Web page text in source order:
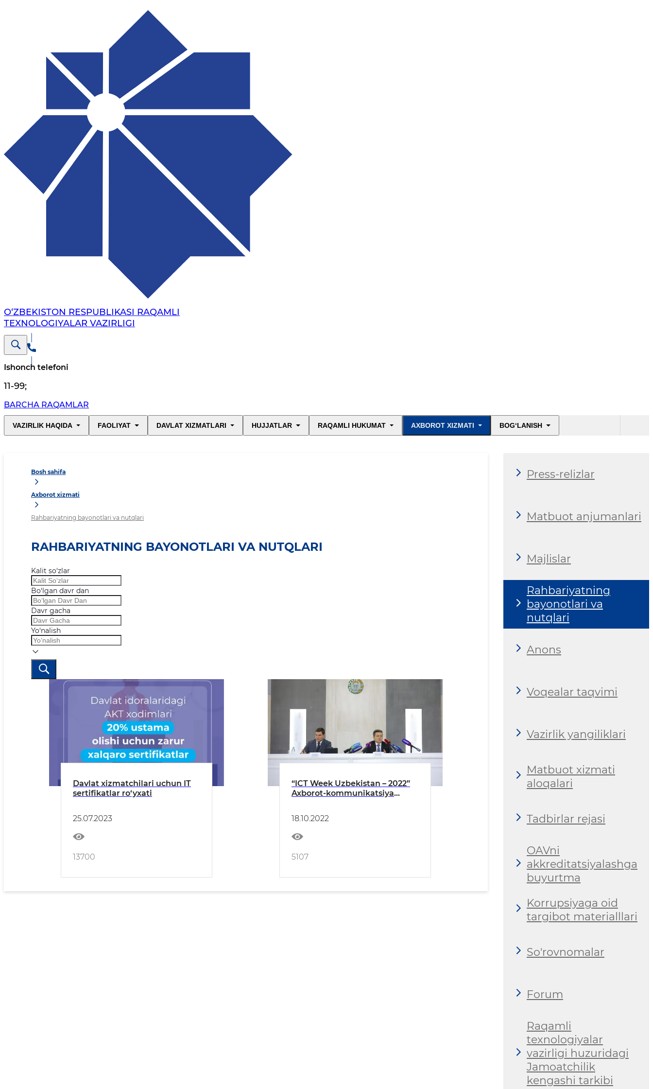
O‘ZBEKISTON RESPUBLIKASI RAQAMLI
TEXNOLOGIYALAR VAZIRLIGI
Ishonch telefoni
11-99;
BARCHA RAQAMLAR
VAZIRLIK HAQIDA FAOLIYAT DAVLAT XIZMATLARI HUJJATLAR RAQAMLI HUKUMAT AXBOROT XIZMATI BOG‘LANISH
Bosh sahifa
Axborot xizmati
Rahbariyatning bayonotlari va nutqlari
RAHBARIYATNING BAYONOTLARI VA NUTQLARI
Kalit so‘zlar
Bo‘lgan davr dan
Davr gacha
Yo‘nalish
Davlat xizmatchilari uchun IT
sertifikatlar ro‘yxati
25.07.2023
13700
“ICT Week Uzbekistan – 2022”
Axborot-kommunikatsiya
anjumani o‘tkazildi
18.10.2022
5107
Press-relizlar
Matbuot anjumanlari
Majlislar
Rahbariyatning
bayonotlari va
nutqlari
Anons
Voqealar taqvimi
Vazirlik yangiliklari
Matbuot xizmati
aloqalari
Tadbirlar rejasi
OAVni
akkreditatsiyalashga
buyurtma
Korrupsiyaga oid
targibot materialllari
So'rovnomalar
Forum
Raqamli
texnologiyalar
vazirligi huzuridagi
Jamoatchilik
kengashi tarkibi